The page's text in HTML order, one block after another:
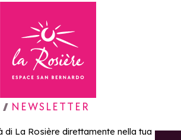
Torna alla home page
NEWSLETTER
di La Rosière direttamente nella tua